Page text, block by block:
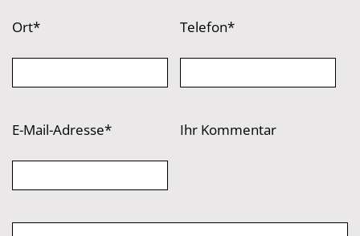
Ort* Telefon*
E-Mail-Adresse* Ihr Kommentar